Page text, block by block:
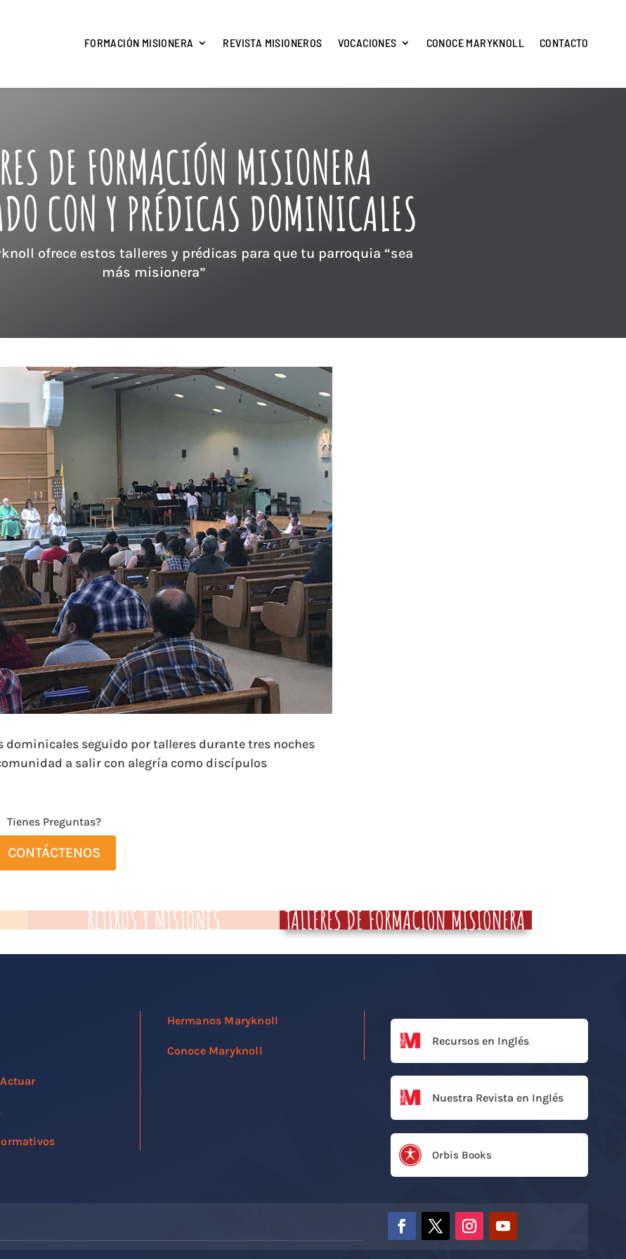
FORMACIÓN MISIONERA REVISTA MISIONEROS VOCACIONES CONOCE MARYKNOLL CONTACTO
DE FORMACIÓN MISIONERA
CON Y PRÉDICAS DOMINICALES
ofrece estos talleres y prédicas para que tu parroquia “sea
más misionera”
seguido por talleres durante tres noches
a salir con alegría como discípulos
Tienes Preguntas?
CONTÁCTENOS
RETIROS Y MISIONES TALLERES DE FORMACIÓN MISIONERA
Hermanos Maryknoll
Conoce Maryknoll
Recursos en Inglés
Nuestra Revista en Inglés
Orbis Books